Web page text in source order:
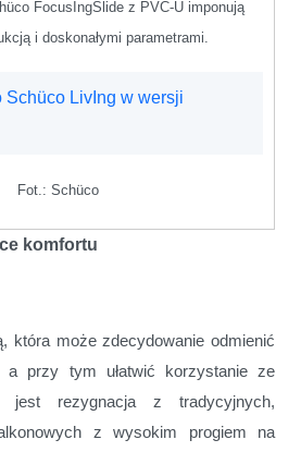
FocusIngSlide z PVC‑U imponują
i doskonałymi parametrami.
Schüco LivIng w wersji
Fot.: Schüco
komfortu
która może zdecydowanie odmienić
a przy tym ułatwić korzystanie ze
jest rezygnacja z tradycyjnych,
z wysokim progiem na